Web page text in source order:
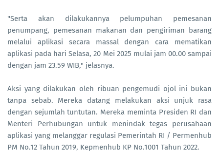
"Serta akan dilakukannya pelumpuhan pemesanan
penumpang, pemesanan makanan dan pengiriman barang
melalui aplikasi secara massal dengan cara mematikan
aplikasi pada hari Selasa, 20 Mei 2025 mulai jam 00.00 sampai
dengan jam 23.59 WIB," jelasnya.
Aksi yang dilakukan oleh ribuan pengemudi ojol ini bukan
tanpa sebab. Mereka datang melakukan aksi unjuk rasa
dengan sejumlah tuntutan. Mereka meminta Presiden RI dan
Menteri Perhubungan untuk menindak tegas perusahaan
aplikasi yang melanggar regulasi Pemerintah RI / Permenhub
PM No.12 Tahun 2019, Kepmenhub KP No.1001 Tahun 2022.